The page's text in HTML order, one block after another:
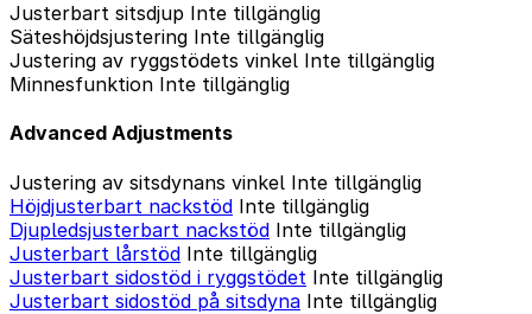
Justerbart sitsdjup Inte tillgänglig
Säteshöjdsjustering Inte tillgänglig
Justering av ryggstödets vinkel Inte tillgänglig
Minnesfunktion Inte tillgänglig
Advanced Adjustments
Justering av sitsdynans vinkel Inte tillgänglig
Höjdjusterbart nackstöd Inte tillgänglig
Djupledsjusterbart nackstöd Inte tillgänglig
Justerbart lårstöd Inte tillgänglig
Justerbart sidostöd i ryggstödet Inte tillgänglig
Justerbart sidostöd på sitsdyna Inte tillgänglig